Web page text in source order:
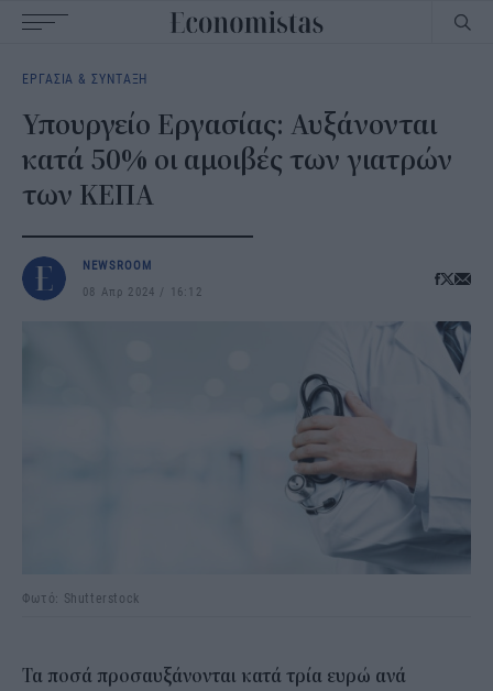
navigation
ΕΡΓΑΣΙΑ & ΣΥΝΤΑΞΗ
Υπουργείο Εργασίας: Αυξάνονται
κατά 50% οι αμοιβές των γιατρών
των ΚΕΠΑ
NEWSROOM
08 Απρ 2024
16:12
Φωτό: Shutterstock
Τα ποσά προσαυξάνονται κατά τρία ευρώ ανά